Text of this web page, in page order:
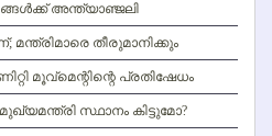
അന്ത്യാഞ്ജലി
തീരുമാനിക്കും
മൂവ്‌മെന്റിന്റെ പ്രതിഷേധം
സ്ഥാനം കിട്ടുമോ?